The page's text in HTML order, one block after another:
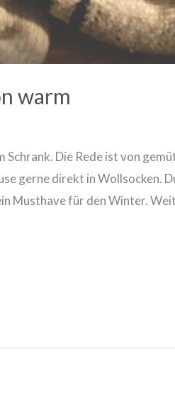
warm
Die Rede ist von
gerne direkt in Wollsocken.
Musthave für den Winter.